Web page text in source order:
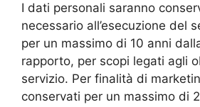
I dati personali saranno
necessario all’esecuzione del
per un massimo di 10 anni
rapporto, per scopi legati agli
servizio. Per finalità di
conservati per un massimo di